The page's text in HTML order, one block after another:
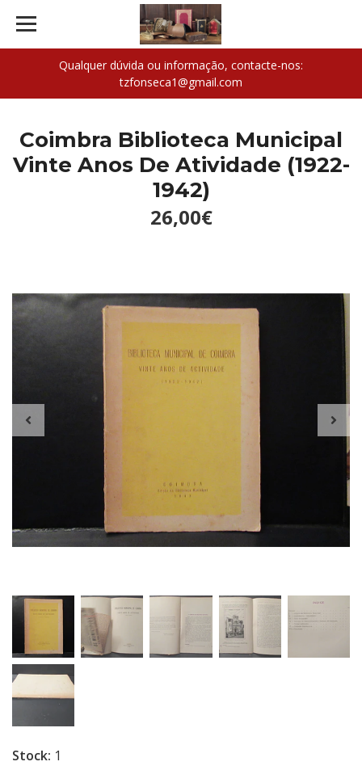
Qualquer dúvida ou informação, contacte-nos:
tzfonseca1@gmail.com
Coimbra Biblioteca Municipal
Vinte Anos De Atividade (1922-
1942)
26,00€
Stock: 1